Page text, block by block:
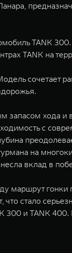
TANK
TANK на
сочетает
запасом хода
с
на
вклад в
маршрут гонки
стало
и TANK 400.